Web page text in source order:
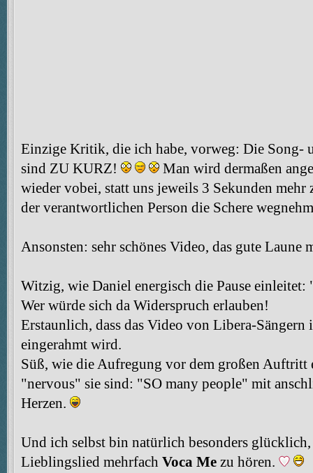
Einzige Kritik, die ich habe, vorweg: Die Song-
sind ZU KURZ!
Man wird dermaßen
wieder vobei, statt uns jeweils 3 Sekunden mehr
der verantwortlichen Person die Schere
Ansonsten: sehr schönes Video, das gute Laune
Witzig, wie Daniel energisch die Pause
Wer würde sich da Widerspruch erlauben!
Erstaunlich, dass das Video von Libera-
eingerahmt wird.
Süß, wie die Aufregung vor dem großen Auftritt
"nervous" sie sind: "SO many people" mit
Herzen.
Und ich selbst bin natürlich besonders glücklich,
Lieblingslied mehrfach Voca Me zu hören.